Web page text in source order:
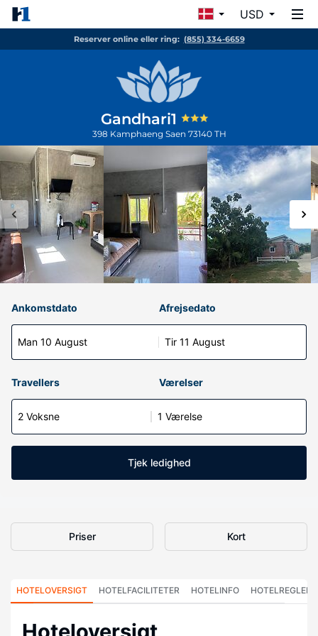
USD
Reserver online eller ring: (855) 334-6659
Gandhari1
398 Kamphaeng Saen 73140 TH
Ankomstdato
Man 10 August
Afrejsedato
Tir 11 August
Travellers Værelser
2 Voksne 1 Værelse
Tjek ledighed
Priser Kort
HOTELOVERSIGT HOTELFACILITETER HOTELINFO HOTELREGLER